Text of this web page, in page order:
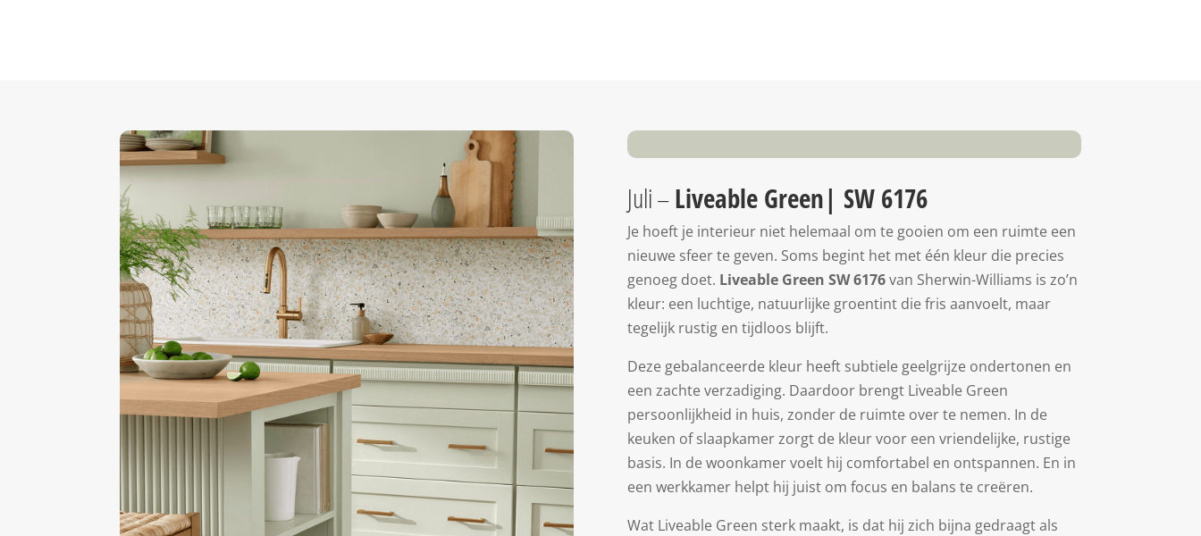
Juli –Liveable Green| SW 6176
Je hoeft je interieur niet helemaal om te gooien om een ruimte een
nieuwe sfeer te geven. Soms begint het met één kleur die precies
genoeg doet. Liveable Green SW 6176van Sherwin-Williams is zo’n
kleur: een luchtige, natuurlijke groentint die fris aanvoelt, maar
tegelijk rustig en tijdloos blijft.
Deze gebalanceerde kleur heeft subtiele geelgrijze ondertonen en
een zachte verzadiging. Daardoor brengt Liveable Green
persoonlijkheid in huis, zonder de ruimte over te nemen. In de
keuken of slaapkamer zorgt de kleur voor een vriendelijke, rustige
basis. In de woonkamer voelt hij comfortabel en ontspannen. En in
een werkkamer helpt hij juist om focus en balans te creëren.
Wat Liveable Green sterk maakt, is dat hij zich bijna gedraagt als